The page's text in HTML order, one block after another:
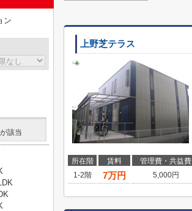
上野芝テラス
所在階 賃料 管理費・共益費
1-2階
7万円 5,000円
ン
該当